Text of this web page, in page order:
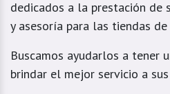
dedicados a la prestación de
y asesoría para las tiendas
Buscamos ayudarlos a tener
brindar el mejor servicio a